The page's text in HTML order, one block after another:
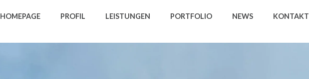
HOMEPAGE PROFIL LEISTUNGEN PORTFOLIO NEWS KONTAKT